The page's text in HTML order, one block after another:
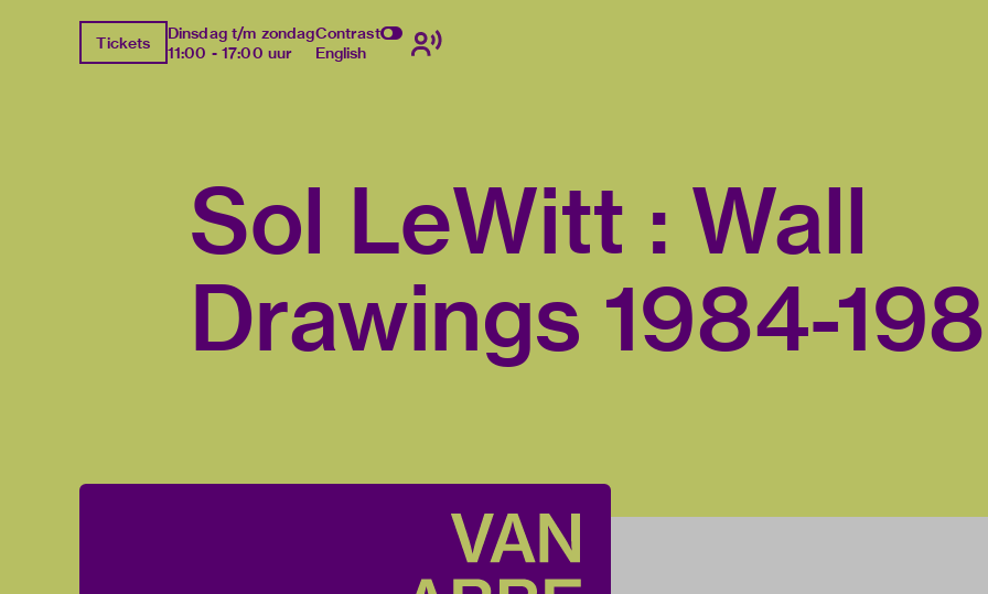
Tickets
Dinsdag t/m zondag
11:00 - 17:00 uur
Contrast
English
Sol LeWitt : Wall
Drawings 1984-